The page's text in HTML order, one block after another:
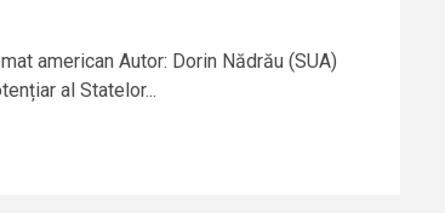
american Autor: Dorin Nădrău (SUA)
al Statelor...